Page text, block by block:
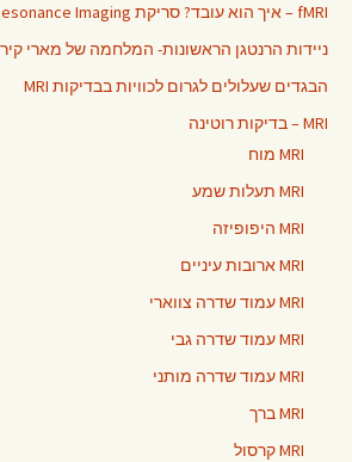
fMRI – איך הוא עובד? סריקת Functional Magnetic Resonance Imaging
ניידות הרנטגן הראשונות- המלחמה של מארי
הבגדים שעלולים לגרום לכוויות בבדיקות MRI
MRI – בדיקות רוטינה
MRI מוח
MRI תעלות שמע
MRI היפופיזה
MRI ארובות עיניים
MRI עמוד שדרה צווארי
MRI עמוד שדרה גבי
MRI עמוד שדרה מותני
MRI ברך
MRI קרסול